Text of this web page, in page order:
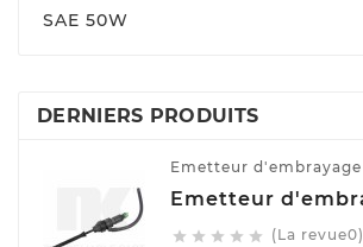
SAE 50W
DERNIERS PRODUITS
Emetteur d'embrayage
     (La revue0)